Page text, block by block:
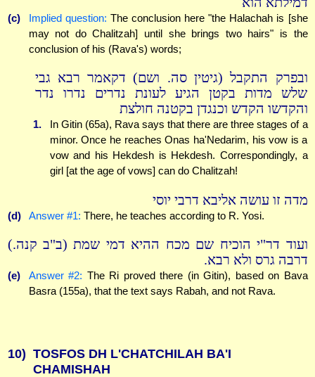
(c) Implied question: The conclusion here "the Halachah is [she
may not do Chalitzah] until she brings two hairs" is the
conclusion of his (Rava's) words;
ובפרק התקבל (גיטין סה. ושם) דקאמר רבא גבי
שלש מדות בקטן הגיע לעונת נדרים נדרו נדר
והקדשו הקדש וכנגדן בקטנה חולצת
1.
In Gitin (65a), Rava says that there are three stages of a
minor. Once he reaches Onas ha'Nedarim, his vow is a
vow and his Hekdesh is Hekdesh. Correspondingly, a
girl [at the age of vows] can do Chalitzah!
מדה זו עושה אליבא דרבי יוסי
(d) Answer #1: There, he teaches according to R. Yosi.
ועוד דר"י הוכיח שם מכח ההיא דמי שמת (ב"ב קנה.)
דרבה גרס ולא רבא.
(e) Answer #2: The Ri proved there (in Gitin), based on Bava
Basra (155a), that the text says Rabah, and not Rava.
10) TOSFOS DH L'CHATCHILAH BA'I
CHAMISHAH